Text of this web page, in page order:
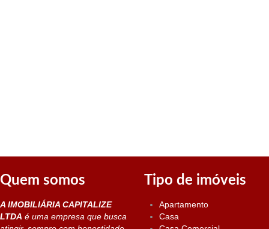
Quem somos
A IMOBILIÁRIA CAPITALIZE
LTDA é uma empresa que busca
Tipo de imóveis
Apartamento
Casa